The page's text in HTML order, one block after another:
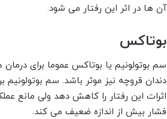
آن ها در اثر این رفتار می شود.
بوتاکس
سم بوتولونیم یا بوتاکس عموما برای
دندان قروچه نیز موثر باشد. سم
اثرات این رفتار را کاهش دهد ولی مانع
فشار بیش از اندازه ضعیف می کند.